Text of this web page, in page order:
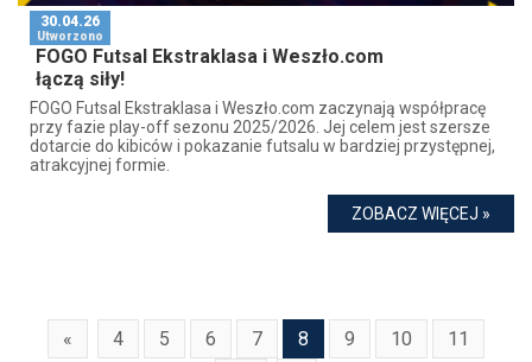
30.04.26
Utworzono
FOGO Futsal Ekstraklasa i Weszło.com
łączą siły!
FOGO Futsal Ekstraklasa i Weszło.com zaczynają współpracę
przy fazie play-off sezonu 2025/2026. Jej celem jest szersze
dotarcie do kibiców i pokazanie futsalu w bardziej przystępnej,
atrakcyjnej formie.
ZOBACZ WIĘCEJ »
« 4 5 6 7 8 9 10
11